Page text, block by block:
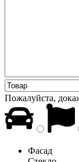
Пожалуйста,
Фасад